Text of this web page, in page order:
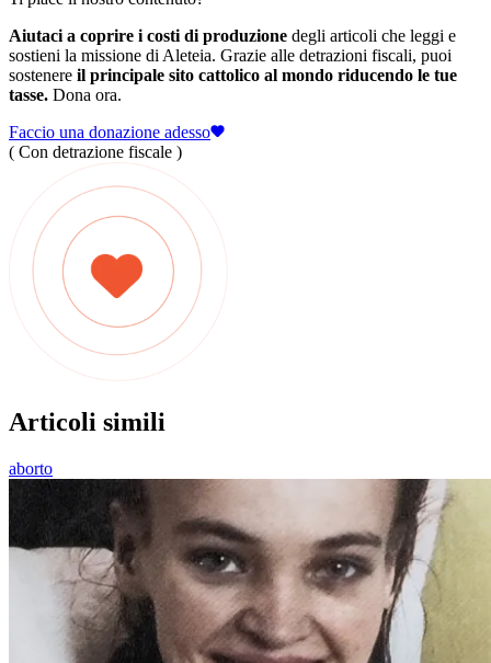
Aiutaci a coprire i costi di produzione degli articoli che leggi e
sostieni la missione di Aleteia. Grazie alle detrazioni fiscali, puoi
sostenere il principale sito cattolico al mondo riducendo le tue
tasse. Dona ora.
Faccio una donazione adesso
( Con detrazione fiscale )
Articoli simili
aborto